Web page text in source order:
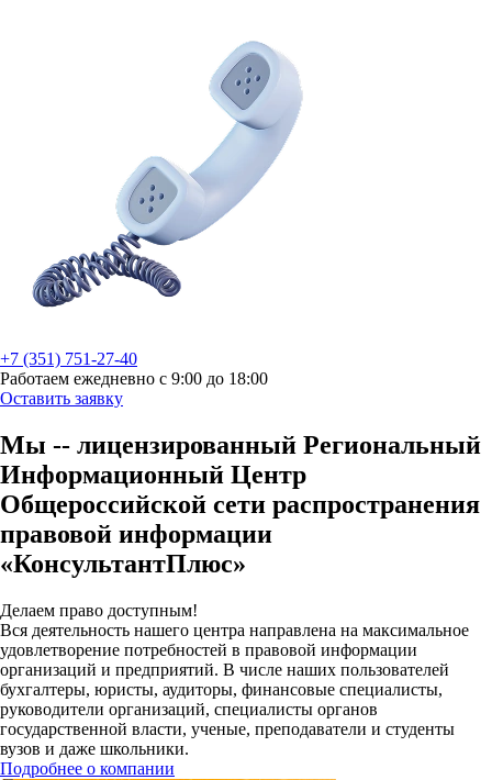
+7 (351) 751-27-40
Работаем ежедневно с 9:00 до 18:00
Оставить заявку
Мы -- лицензированный Региональный
Информационный Центр
Общероссийской сети распространения
правовой информации
«КонсультантПлюс»
Делаем право доступным!
Вся деятельность нашего центра направлена на максимальное
удовлетворение потребностей в правовой информации
организаций и предприятий. В числе наших пользователей
бухгалтеры, юристы, аудиторы, финансовые специалисты,
руководители организаций, специалисты органов
государственной власти, ученые, преподаватели и студенты
вузов и даже школьники.
Подробнее о компании